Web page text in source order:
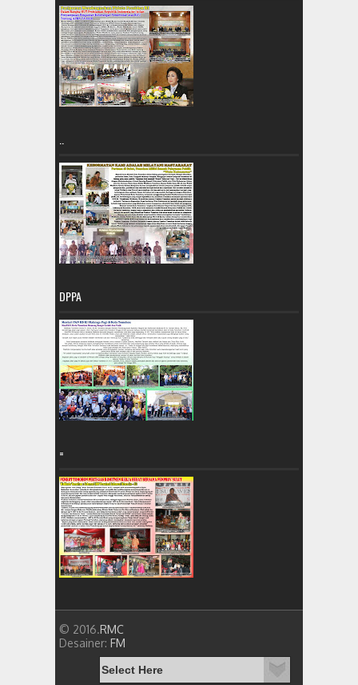
DPPA
=
© 2016.RMC
Desainer: FM